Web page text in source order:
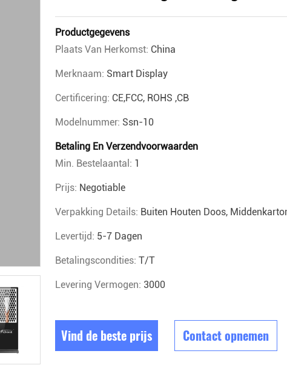
Productgegevens
Plaats Van Herkomst: China
Merknaam: Smart Display
Certificering: CE,FCC, ROHS ,CB
Modelnummer: Ssn-10
Betaling En Verzendvoorwaarden
Min. Bestelaantal: 1
Prijs: Negotiable
Verpakking Details: Buiten Houten Doos,
Levertijd: 5-7 Dagen
Betalingscondities: T/T
Levering Vermogen: 3000
Vind de beste prijs Contact opnemen